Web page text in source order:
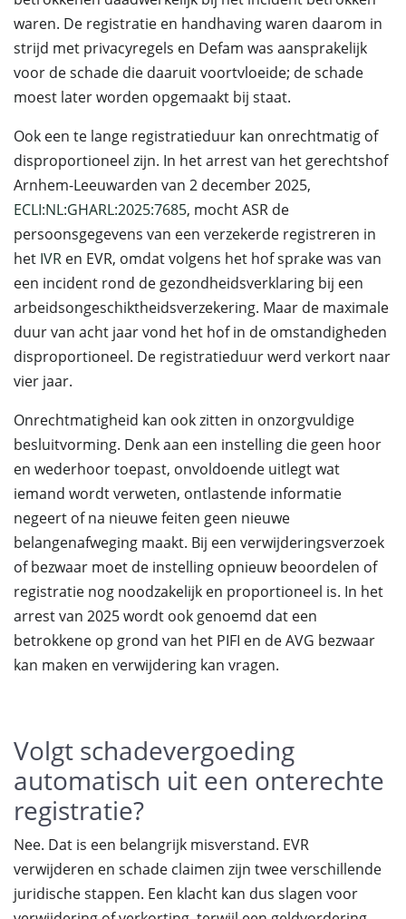
waren. De registratie en handhaving waren daarom in
strijd met privacyregels en Defam was aansprakelijk
voor de schade die daaruit voortvloeide; de schade
moest later worden opgemaakt bij staat.
Ook een te lange registratieduur kan onrechtmatig of
disproportioneel zijn. In het arrest van het gerechtshof
Arnhem-Leeuwarden van 2 december 2025,
ECLI:NL:GHARL:2025:7685, mocht ASR de
persoonsgegevens van een verzekerde registreren in
het IVR en EVR, omdat volgens het hof sprake was van
een incident rond de gezondheidsverklaring bij een
arbeidsongeschiktheidsverzekering. Maar de maximale
duur van acht jaar vond het hof in de omstandigheden
disproportioneel. De registratieduur werd verkort naar
vier jaar.
Onrechtmatigheid kan ook zitten in onzorgvuldige
besluitvorming. Denk aan een instelling die geen hoor
en wederhoor toepast, onvoldoende uitlegt wat
iemand wordt verweten, ontlastende informatie
negeert of na nieuwe feiten geen nieuwe
belangenafweging maakt. Bij een verwijderingsverzoek
of bezwaar moet de instelling opnieuw beoordelen of
registratie nog noodzakelijk en proportioneel is. In het
arrest van 2025 wordt ook genoemd dat een
betrokkene op grond van het PIFI en de AVG bezwaar
kan maken en verwijdering kan vragen.
Volgt schadevergoeding
automatisch uit een onterechte
registratie?
Nee. Dat is een belangrijk misverstand. EVR
verwijderen en schade claimen zijn twee verschillende
juridische stappen. Een klacht kan dus slagen voor